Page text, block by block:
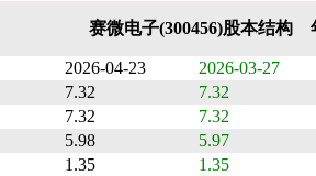
赛微电子(300456)股本结构
2026-04-23
2026-03-27
7.32
7.32
7.32
7.32
5.98
5.97
1.35
1.35